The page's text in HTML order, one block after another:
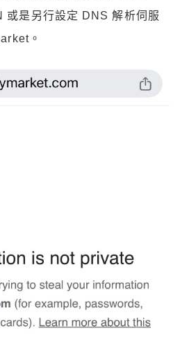
或是另行設定 DNS 解析伺服
。